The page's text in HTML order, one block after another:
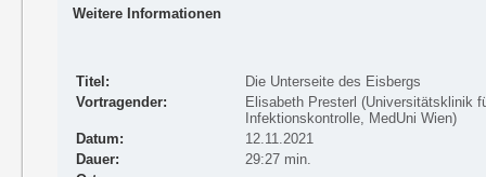
Weitere Informationen
Titel:
Die Unterseite des Eisbergs
Vortragender:
Elisabeth Presterl (Universitätsklinik
Infektionskontrolle, MedUni Wien)
Datum:
12.11.2021
Dauer:
29:27 min.